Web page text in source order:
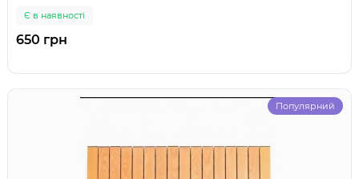
Є в наявності
650 грн
Популярний